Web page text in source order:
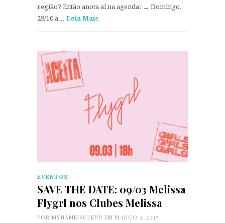
região? Então anota aí na agenda: → Domingo,
29/10 a… Leia Mais
EVENTOS
SAVE THE DATE: 09/03 Melissa
Flygrl nos Clubes Melissa
POR MYNAMEISGLENN EM MARÇO 3, 2017